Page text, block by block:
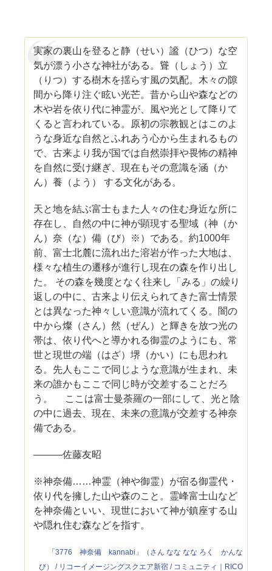
実家の裏山を登ると静（せい）謐（ひつ）な空
気が漂う小さな神社がある。聳（しょう）立
（りつ）する樹木を揺らす風の気配。木々の隙
間から降り注ぐ眩い光芒。昔から山や森などの
木や岩を依り代に神霊が、風や光として降りて
くると言われている。原初の宗教観とはこのよ
うな身近な自然とふれあう心から生まれるもの
で、古来より我が国では自然崇拝や畏怖の精神
を自然に受け継ぎ、現在もその意識を涵（か
ん）養（よう） する文化がある。
天と地を結ぶ富士もまた人々の住む身近な所に
存在し、自然の中に神が顕現する聖域（神（か
ん）奈（な）備（び）※）である。約1000年
前、富士北麓に流れ出た溶岩が作った大地は、
様々な植生の遷移が進行し現在の森を作り出し
た。 その森を幾度となく往来し「みる」の繰り
返しの中に、古来より伝えられてきた富士情景
とは異なった神々しい意識が流れてくる。闇の
中から燦（さん）然（ぜん）と輝きを放つ光の
帯は、依り代へと導かれる御霊のようにも、常
世と現世の端（はざ）堺（かい）にも思われ
る。先人もここで同じような意識が生まれ、未
来の誰かもここで同じ時が交差することだろ
う。 ここは富士曼荼羅の一部にして、光と陰
の中に過去、現在、未来の意識が交差する神奈
備である。
―――佐藤友昭
※神奈備……神霊（神や御霊）が宿る御霊代・
依り代を擁した山や森のこと。霊峰富士山など
を神奈備といい、現世において神が鎮座する山
や隠れ住む森などを指す。
「3776 神奈備 kannabi」（さん なな なな ろく かんな
び） / リコーイメージングスクエア新宿 / コミュニティ｜RICO